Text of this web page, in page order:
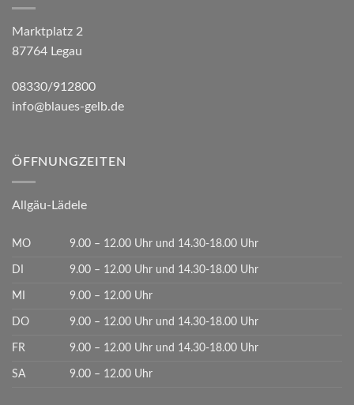
Marktplatz 2
87764 Legau
08330/912800
info@blaues-gelb.de
ÖFFNUNGZEITEN
Allgäu-Lädele
MO 9.00 – 12.00 Uhr und 14.30-18.00 Uhr
DI 9.00 – 12.00 Uhr und 14.30-18.00 Uhr
MI 9.00 – 12.00 Uhr
DO 9.00 – 12.00 Uhr und 14.30-18.00 Uhr
FR 9.00 – 12.00 Uhr und 14.30-18.00 Uhr
SA 9.00 – 12.00 Uhr